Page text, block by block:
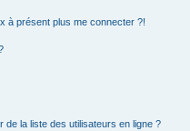
à présent plus me connecter ?!
de la liste des utilisateurs en ligne ?